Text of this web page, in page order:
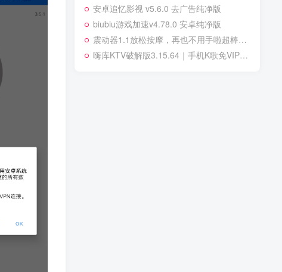
安卓追忆影视 v5.6.0 去广告纯净版
biubiu游戏加速v4.78.0 安卓纯净版
震动器1.1放松按摩，再也不用手啦超棒的按摩器
嗨库KTV破解版3.15.64｜手机K歌免VIP｜支持语音点歌